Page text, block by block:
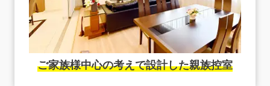
ご家族様中心の考えで設計した親族控室